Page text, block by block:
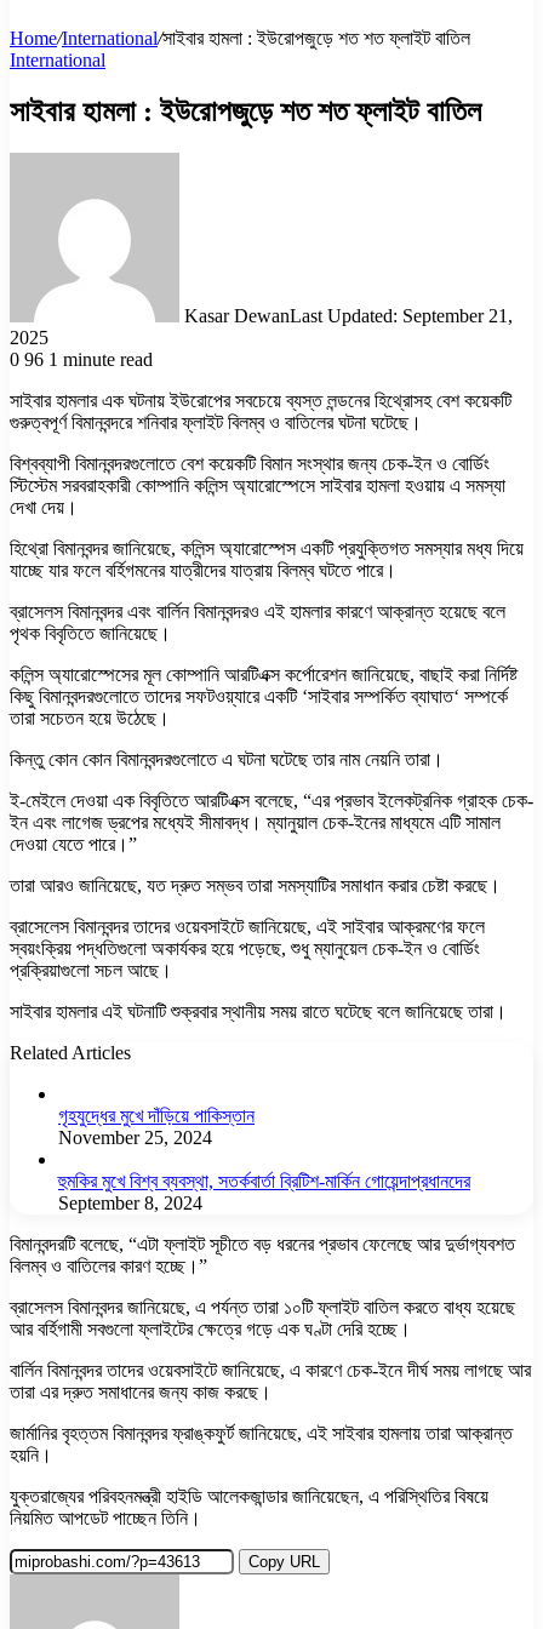
Home/International/সাইবার হামলা : ইউরোপজুড়ে শত শত ফ্লাইট বাতিল
International
সাইবার হামলা : ইউরোপজুড়ে শত শত ফ্লাইট বাতিল
Kasar DewanLast Updated: September 21,
2025
0 96 1 minute read
সাইবার হামলার এক ঘটনায় ইউরোপের সবচেয়ে ব্যস্ত লন্ডনের হিথ্রোসহ বেশ কয়েকটি
গুরুত্বপূর্ণ বিমানবন্দরে শনিবার ফ্লাইট বিলম্ব ও বাতিলের ঘটনা ঘটেছে।
বিশ্বব্যাপী বিমানবন্দরগুলোতে বেশ কয়েকটি বিমান সংস্থার জন্য চেক-ইন ও বোর্ডিং
স্টিস্টেম সরবরাহকারী কোম্পানি কলিন্স অ্যারোস্পেসে সাইবার হামলা হওয়ায় এ সমস্যা
দেখা দেয়।
হিথ্রো বিমানবন্দর জানিয়েছে, কলিন্স অ্যারোস্পেস একটি প্রযুক্তিগত সমস্যার মধ্য দিয়ে
যাচ্ছে যার ফলে বর্হিগমনের যাত্রীদের যাত্রায় বিলম্ব ঘটতে পারে।
ব্রাসেলস বিমানবন্দর এবং বার্লিন বিমানবন্দরও এই হামলার কারণে আক্রান্ত হয়েছে বলে
পৃথক বিবৃতিতে জানিয়েছে।
কলিন্স অ্যারোস্পেসের মূল কোম্পানি আরটিএক্স কর্পোরেশন জানিয়েছে, বাছাই করা নির্দিষ্ট
কিছু বিমানবন্দরগুলোতে তাদের সফটওয়্যারে একটি ‘সাইবার সম্পর্কিত ব্যাঘাত‘ সম্পর্কে
তারা সচেতন হয়ে উঠেছে।
কিন্তু কোন কোন বিমানবন্দরগুলোতে এ ঘটনা ঘটেছে তার নাম নেয়নি তারা।
ই-মেইলে দেওয়া এক বিবৃতিতে আরটিএক্স বলেছে, “এর প্রভাব ইলেকট্রনিক গ্রাহক চেক-
ইন এবং লাগেজ ড্রপের মধ্যেই সীমাবদ্ধ। ম্যানুয়াল চেক-ইনের মাধ্যমে এটি সামাল
দেওয়া যেতে পারে।”
তারা আরও জানিয়েছে, যত দ্রুত সম্ভব তারা সমস্যাটির সমাধান করার চেষ্টা করছে।
ব্রাসেলেস বিমানবন্দর তাদের ওয়েবসাইটে জানিয়েছে, এই সাইবার আক্রমণের ফলে
স্বয়ংক্রিয় পদ্ধতিগুলো অকার্যকর হয়ে পড়েছে, শুধু ম্যানুয়েল চেক-ইন ও বোর্ডিং
প্রক্রিয়াগুলো সচল আছে।
সাইবার হামলার এই ঘটনাটি শুক্রবার স্থানীয় সময় রাতে ঘটেছে বলে জানিয়েছে তারা।
Related Articles
গৃহযুদ্ধের মুখে দাঁড়িয়ে পাকিস্তান
November 25, 2024
হুমকির মুখে বিশ্ব ব্যবস্থা, সতর্কবার্তা ব্রিটিশ-মার্কিন গোয়েন্দাপ্রধানদের
September 8, 2024
বিমানবন্দরটি বলেছে, “এটা ফ্লাইট সূচীতে বড় ধরনের প্রভাব ফেলেছে আর দুর্ভাগ্যবশত
বিলম্ব ও বাতিলের কারণ হচ্ছে।”
ব্রাসেলস বিমানবন্দর জানিয়েছে, এ পর্যন্ত তারা ১০টি ফ্লাইট বাতিল করতে বাধ্য হয়েছে
আর বর্হিগামী সবগুলো ফ্লাইটের ক্ষেত্রে গড়ে এক ঘণ্টা দেরি হচ্ছে।
বার্লিন বিমানবন্দর তাদের ওয়েবসাইটে জানিয়েছে, এ কারণে চেক-ইনে দীর্ঘ সময় লাগছে আর
তারা এর দ্রুত সমাধানের জন্য কাজ করছে।
জার্মানির বৃহত্তম বিমানবন্দর ফ্রাঙ্কফুর্ট জানিয়েছে, এই সাইবার হামলায় তারা আক্রান্ত
হয়নি।
যুক্তরাজ্যের পরিবহনমন্ত্রী হাইডি আলেকজান্ডার জানিয়েছেন, এ পরিস্থিতির বিষয়ে
নিয়মিত আপডেট পাচ্ছেন তিনি।
Copy URL